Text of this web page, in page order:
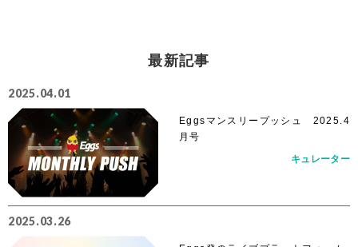
最新記事
2025.04.01
Eggsマンスリープッシュ 2025.4
月号
キュレーター
2025.03.26